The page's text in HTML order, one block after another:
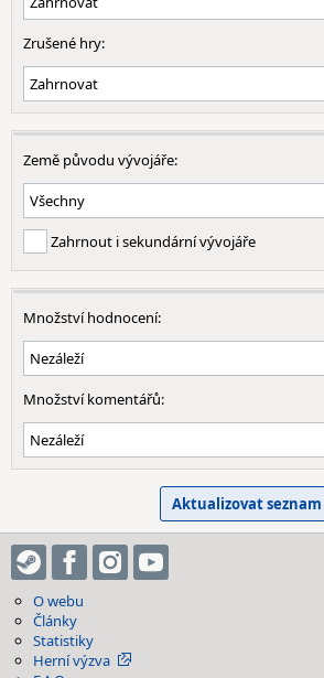
Zrušené hry:
Země původu vývojáře:
Zahrnout i sekundární vývojáře
Množství hodnocení:
Množství komentářů:
O webu
Články
Statistiky
Herní výzva